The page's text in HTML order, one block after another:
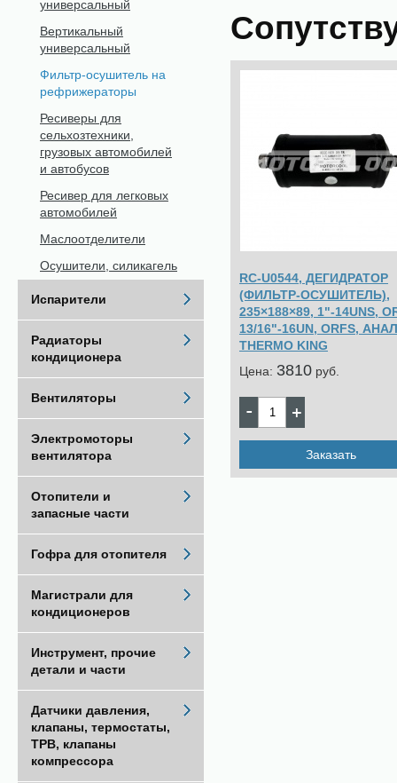
RC-U0544, ДЕГИДРАТОР
(ФИЛЬТР-ОСУШИТЕЛЬ),
235×188×89, 1"-14UNS,
13/16"-16UN, ORFS,
THERMO KING
Цена: 3810 pуб.
Заказать
универсальный
Вертикальный
универсальный
Фильтр-осушитель на
рефрижераторы
Ресиверы для
сельхозтехники,
грузовых автомобилей
и автобусов
Ресивер для легковых
автомобилей
Маслоотделители
Осушители, силикагель
Испарители
Радиаторы
кондиционера
Вентиляторы
Электромоторы
вентилятора
Отопители и
запасные части
Гофра для отопителя
Магистрали для
кондиционеров
Инструмент, прочие
детали и части
Датчики давления,
клапаны, термостаты,
ТРВ, клапаны
компрессора